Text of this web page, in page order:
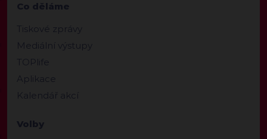
Co děláme
Tiskové zprávy
Mediální výstupy
TOPlife
Aplikace
Kalendář akcí
Volby